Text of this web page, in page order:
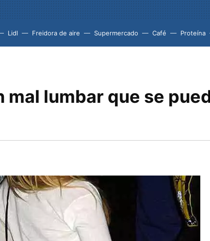
Lidl Freidora de aire Supermercado Café Proteína
mal lumbar que se